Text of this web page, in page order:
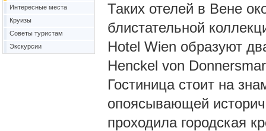
Таких отелей в Вене
блистательной
Hotel Wien образуют
Henckel von
Гостиница стоит на
опоясывающей
проходила городская
Интересные места
Круизы
Советы туристам
Экскурсии